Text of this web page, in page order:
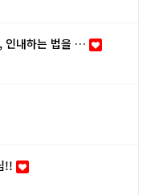
인내하는 법을 …
!!